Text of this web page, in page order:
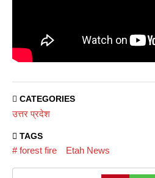
CATEGORIES
उत्तर प्रदेश
TAGS
# forest fire Etah News